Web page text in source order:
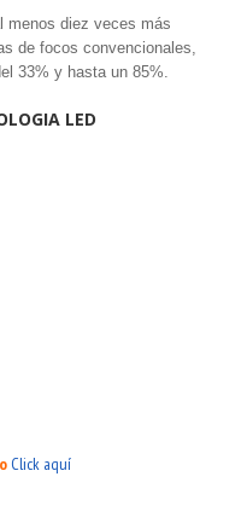
menos diez veces más
de focos convencionales,
33% y hasta un 85%.
LED
Click aquí